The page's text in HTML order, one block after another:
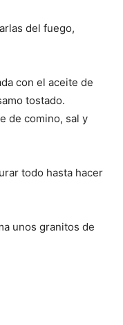
del fuego,
con el aceite de
tostado.
de comino, sal y
todo hasta hacer
unos granitos de